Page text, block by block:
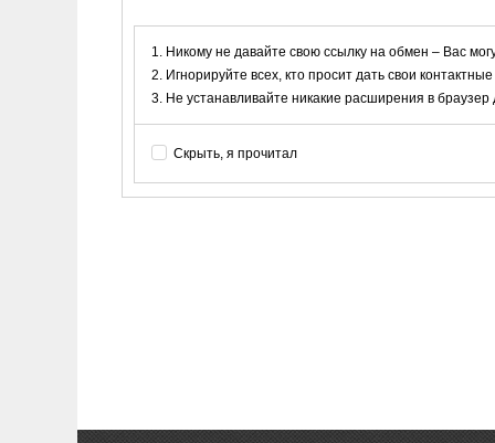
Никому не давайте свою ссылку на обмен – Вас
Игнорируйте всех, кто просит дать свои
Не устанавливайте никакие расширения в
Скрыть, я прочитал